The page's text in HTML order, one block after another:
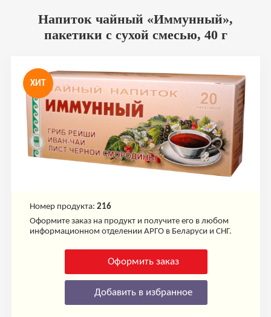
Напиток чайный «Иммунный»,
пакетики с сухой смесью, 40 г
ХИТ
Номер продукта: 216
Оформите заказ на продукт и получите его в любом
информационном отделении АРГО в Беларуси и СНГ.
Оформить заказ
Добавить в избранное